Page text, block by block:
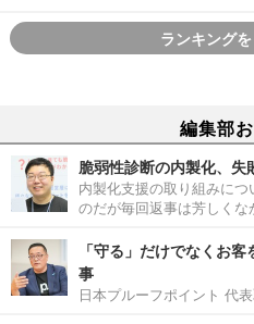
ランキング
編集部
脆弱性診断の内製化、
内製化支援の取り組みに
のだが毎回返事は芳しくな
「守る」だけでなくお
事
日本プルーフポイント 代